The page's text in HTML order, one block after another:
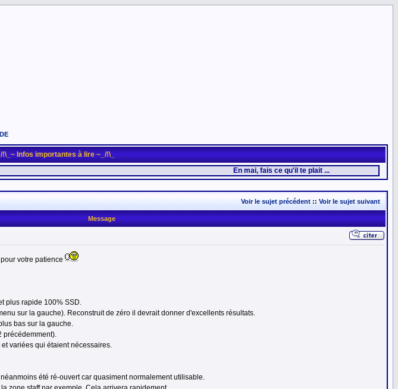
_/!\_~ Infos importantes à lire ~_/!\_
En mai, fais ce qu'il te plait ...
Voir le sujet précédent :: Voir le sujet suivant
Message
votre patience
plus rapide 100% SSD.
sur la gauche). Reconstruit de zéro il devrait donner d'excellents résultats.
bas sur la gauche.
précédemment).
variées qui étaient nécessaires.
été ré-ouvert car quasiment normalement utilisable.